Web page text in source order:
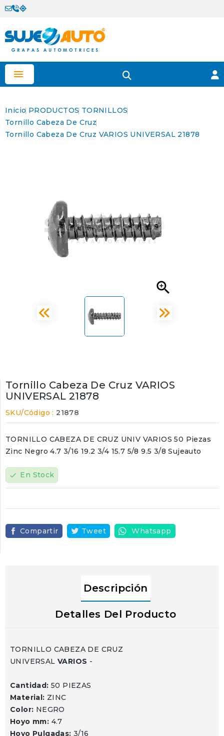

Inicio PRODUCTOS TORNILLOS
Tornillo Cabeza De Cruz
Tornillo Cabeza De Cruz VARIOS UNIVERSAL 21878

Tornillo Cabeza De Cruz VARIOS
UNIVERSAL 21878
SKU/Código : 21878
TORNILLO CABEZA DE CRUZ UNIV VARIOS 50 Piezas
Zinc Negro 4.7 3/16 19.2 3/4 15.7 5/8 9.5 3/8 Sujeauto
check En Stock
Compartir Tweet Whatsapp
Descripción
Detalles Del Producto
TORNILLO CABEZA DE CRUZ
UNIVERSAL VARIOS -
Cantidad: 50 PIEZAS
Material: ZINC
Color: NEGRO
Hoyo mm: 4.7
Hoyo Pulgadas: 3/16